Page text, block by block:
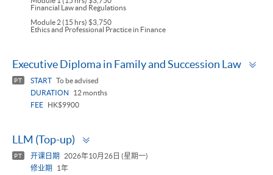
Financial Law and Regulations
Module 2 (15 hrs) $3,750
Ethics and Professional Practice in Finance
Executive Diploma in Family and Succession Law
PT START To be advised
DURATION
12 months
FEE
HK$9900
LLM (Top-up)
PT 开课日期
2026年10月26日 (星期一)
修业期
1年